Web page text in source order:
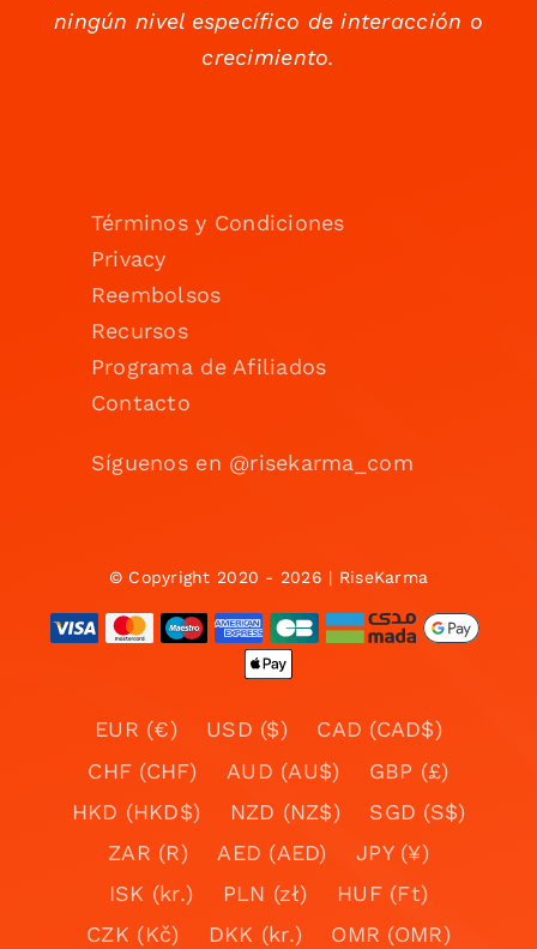
ningún nivel específico de interacción o
crecimiento.
Términos y Condiciones
Privacy
Reembolsos
Recursos
Programa de Afiliados
Contacto
Síguenos en @risekarma_com
© Copyright 2020 - 2026 | RiseKarma
EUR (€) USD ($)
CAD (CAD$)
CHF (CHF)
AUD (AU$)
GBP (£)
HKD (HKD$)
NZD (NZ$)
SGD (S$)
ZAR (R)
AED (AED)
JPY (¥)
ISK (kr.)
PLN (zł)
HUF (Ft)
CZK (Kč)
DKK (kr.)
OMR (OMR)